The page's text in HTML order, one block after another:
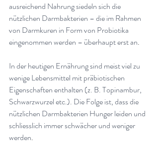
ausreichend Nahrung siedeln sich die
nützlichen Darmbakterien – die im Rahmen
von Darmkuren in Form von Probiotika
eingenommen werden – überhaupt erst an.
In der heutigen Ernährung sind meist viel zu
wenige Lebensmittel mit präbiotischen
Eigenschaften enthalten (z. B. Topinambur,
Schwarzwurzel etc.). Die Folge ist, dass die
nützlichen Darmbakterien Hunger leiden und
schliesslich immer schwächer und weniger
werden.